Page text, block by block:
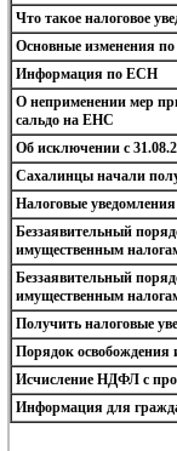
Что такое налоговое
Основные изменения
Информация по ЕСН
О неприменении мер
сальдо на ЕНС
Об исключении с
Сахалинцы начали
Налоговые
Беззаявительный
имущественным
Беззаявительный
имущественным
Получить налоговые
Порядок освобождения
Исчисление НДФЛ с
Информация для